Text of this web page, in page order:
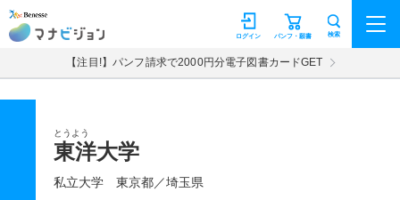
マナビジョン パンフ・願書
ログイン 検索
【注目!】パンフ請求で2000円分電子図書カードGET
とうよう
東洋大学
私立大学 東京都／埼玉県